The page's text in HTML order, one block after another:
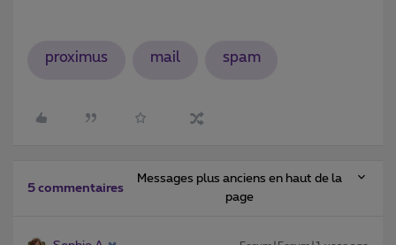
proximus mail spam
5 commentaires
Messages plus anciens en haut de la
page